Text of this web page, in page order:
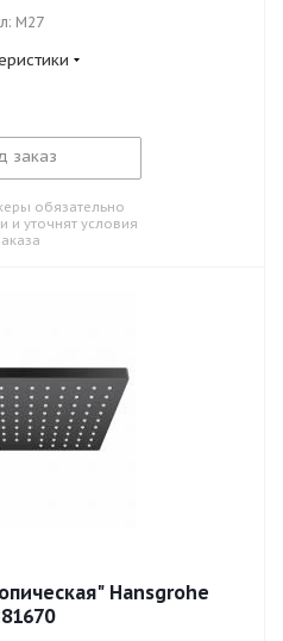
M27
заказ
обязательно
и уточнят условия
Hansgrohe